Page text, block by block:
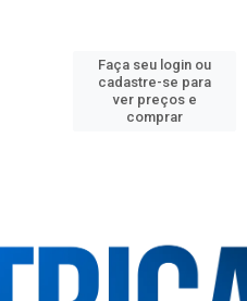
Faça seu login ou
cadastre-se para
ver preços e
comprar